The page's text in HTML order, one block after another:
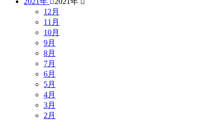
12月
11月
10月
9月
8月
7月
6月
5月
4月
3月
2月